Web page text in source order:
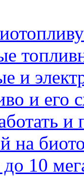
и
и его
на
10